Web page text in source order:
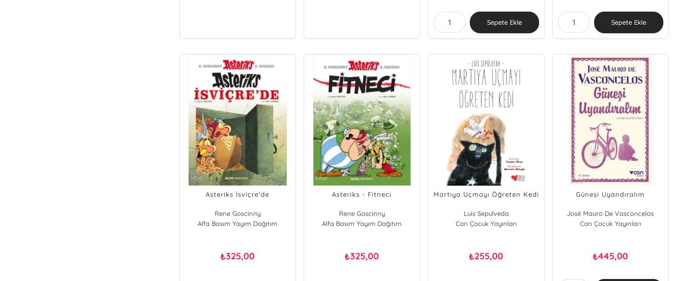
Sepete Ekle Sepete Ekle
Asteriks İsviçre'de
Rene Goscinny
Alfa Basım Yayım Dağıtım
₺325,00
Asteriks - Fitneci
Rene Goscinny
Alfa Basım Yayım Dağıtım
₺325,00
Martıya Uçmayı Öğreten Kedi
Luis Sepulveda
Can Çocuk Yayınları
₺255,00
Güneşi Uyandıralım
José Mauro De Vasconcelos
Can Çocuk Yayınları
₺445,00